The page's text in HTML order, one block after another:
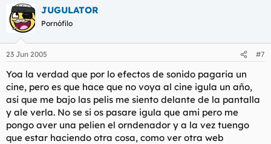
JUGULATOR
Pornófilo
23 Jun 2005 #7
Yoa la verdad que por lo efectos de sonido pagaria un
cine, pero es que hace que no voya al cine igula un año,
asi que me bajo las pelis me siento delante de la pantalla
y ale verla. No se si os pasare igula que ami pero me
pongo aver una pelien el orndenador y a la vez tuengo
que estar haciendo otra cosa, como ver otra web